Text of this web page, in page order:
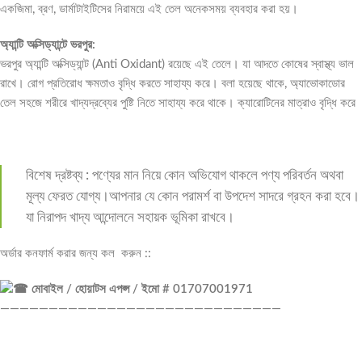
একজিমা, ব্রণ, ডার্মাটাইটিসের নিরাময়ে এই তেল অনেকসময় ব্যবহার করা হয়।
অ্যান্টি অক্সিড্যান্টে ভরপুর:
ভরপুর অ্যান্টি অক্সিড্যান্ট (Anti Oxidant) রয়েছে এই তেলে। যা আদতে কোষের স্বাস্থ্য ভাল
রাখে। রোগ প্রতিরোধ ক্ষমতাও বৃদ্ধি করতে সাহায্য করে। বলা হয়েছে থাকে, অ্যাভোকাডোর
তেল সহজে শরীরে খাদ্যদ্রব্যের পুষ্টি নিতে সাহায্য করে থাকে। ক্যারোটিনের মাত্রাও বৃদ্ধি করে
বিশেষ দ্রষ্টব্য : পণ্যের মান নিয়ে কোন অভিযোগ থাকলে পণ্য পরিবর্তন অথবা
মূল্য ফেরত যোগ্য।আপনার যে কোন পরামর্শ বা উপদেশ সাদরে গ্রহন করা হবে।
যা নিরাপদ খাদ্য আন্দোলনে সহায়ক ভূমিকা রাখবে।
অর্ডার কনফার্ম করার জন্য কল করুন ::
মোবাইল / হোয়াটস এপপ্স / ইমো # 01707001971
—————————————————————————————